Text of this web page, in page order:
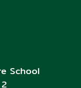
School